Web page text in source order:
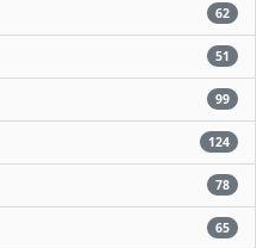
62
51
99
124
78
65